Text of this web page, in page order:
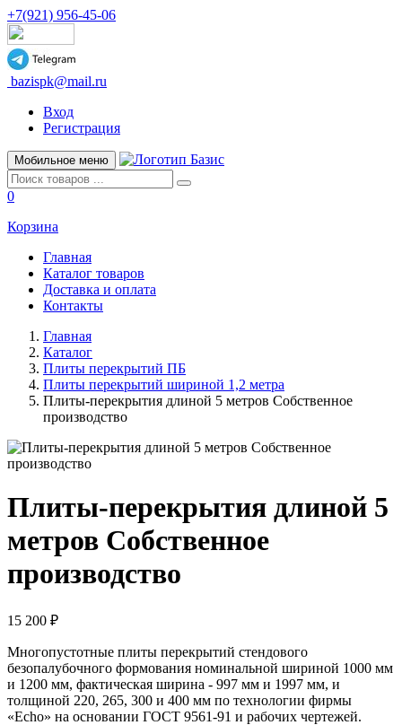
+7(921) 956-45-06
bazispk@mail.ru
Вход
Регистрация
Мобильное меню
0
Корзина
Главная
Каталог товаров
Доставка и оплата
Контакты
Главная
Каталог
Плиты перекрытий ПБ
Плиты перекрытий шириной 1,2 метра
Плиты-перекрытия длиной 5 метров Собственное
производство
Плиты-перекрытия длиной 5
метров Собственное
производство
15 200 ₽
Многопустотные плиты перекрытий стендового
безопалубочного формования номинальной шириной 1000 мм
и 1200 мм, фактическая ширина - 997 мм и 1997 мм, и
толщиной 220, 265, 300 и 400 мм по технологии фирмы
«Echo» на основании ГОСТ 9561-91 и рабочих чертежей.